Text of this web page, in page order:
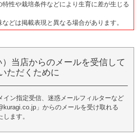
性や栽培条件などにより生育に差が生じる
どは掲載表現と異なる場合があります。
）当店からのメールを受信して
ただくために
ン指定受信、迷惑メールフィルターなど
」からのメールを受け取れる
ます。